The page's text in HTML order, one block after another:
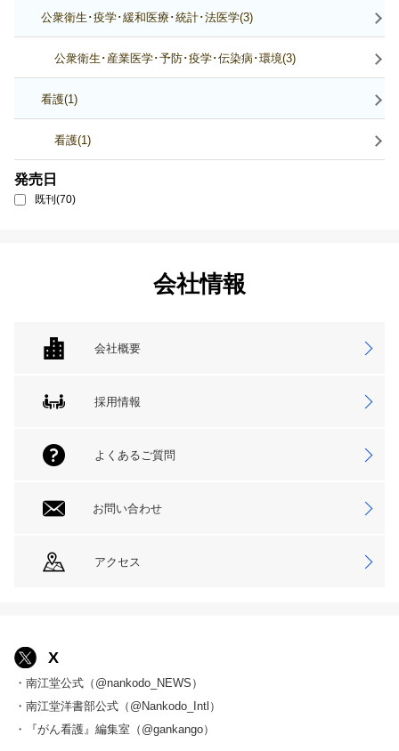
公衆衛生･疫学･緩和医療･統計･法医学(3)
公衆衛生･産業医学･予防･疫学･伝染病･環境(3)
看護(1)
看護(1)
発売日
既刊(70)
会社情報
会社概要
採用情報
よくあるご質問
お問い合わせ
アクセス
X
・南江堂公式（@nankodo_NEWS）
・南江堂洋書部公式（@Nankodo_Intl）
・『がん看護』編集室（@gankango）